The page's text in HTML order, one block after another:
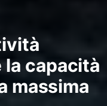
la capacità
massima